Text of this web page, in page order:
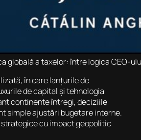
globală a taxelor: între logica CEO-
în care lanțurile de
de capital și tehnologia
continente întregi, deciziile
simple ajustări bugetare interne.
strategice cu impact geopolitic